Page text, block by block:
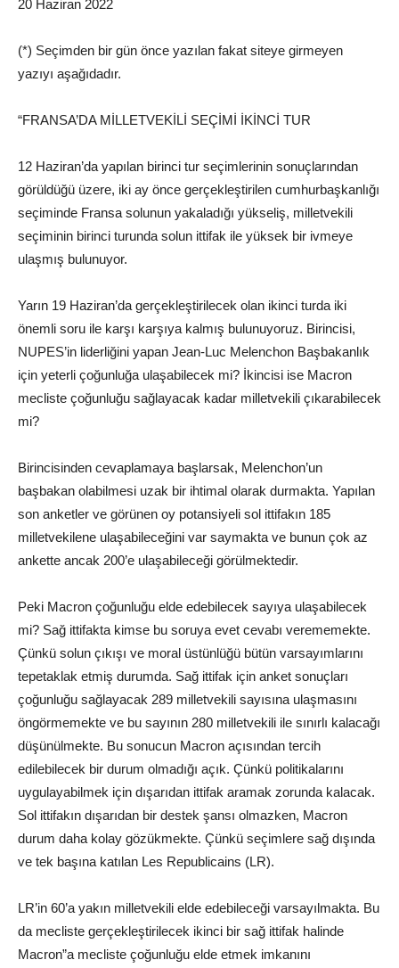
20 Haziran 2022
(*) Seçimden bir gün önce yazılan fakat siteye girmeyen
yazıyı aşağıdadır.
“FRANSA’DA MİLLETVEKİLİ SEÇİMİ İKİNCİ TUR
12 Haziran’da yapılan birinci tur seçimlerinin sonuçlarından
görüldüğü üzere, iki ay önce gerçekleştirilen cumhurbaşkanlığı
seçiminde Fransa solunun yakaladığı yükseliş, milletvekili
seçiminin birinci turunda solun ittifak ile yüksek bir ivmeye
ulaşmış bulunuyor.
Yarın 19 Haziran’da gerçekleştirilecek olan ikinci turda iki
önemli soru ile karşı karşıya kalmış bulunuyoruz. Birincisi,
NUPES’in liderliğini yapan Jean-Luc Melenchon Başbakanlık
için yeterli çoğunluğa ulaşabilecek mi? İkincisi ise Macron
mecliste çoğunluğu sağlayacak kadar milletvekili çıkarabilecek
mi?
Birincisinden cevaplamaya başlarsak, Melenchon’un
başbakan olabilmesi uzak bir ihtimal olarak durmakta. Yapılan
son anketler ve görünen oy potansiyeli sol ittifakın 185
milletvekilene ulaşabileceğini var saymakta ve bunun çok az
ankette ancak 200’e ulaşabileceği görülmektedir.
Peki Macron çoğunluğu elde edebilecek sayıya ulaşabilecek
mi? Sağ ittifakta kimse bu soruya evet cevabı verememekte.
Çünkü solun çıkışı ve moral üstünlüğü bütün varsayımlarını
tepetaklak etmiş durumda. Sağ ittifak için anket sonuçları
çoğunluğu sağlayacak 289 milletvekili sayısına ulaşmasını
öngörmemekte ve bu sayının 280 milletvekili ile sınırlı kalacağı
düşünülmekte. Bu sonucun Macron açısından tercih
edilebilecek bir durum olmadığı açık. Çünkü politikalarını
uygulayabilmek için dışarıdan ittifak aramak zorunda kalacak.
Sol ittifakın dışarıdan bir destek şansı olmazken, Macron
durum daha kolay gözükmekte. Çünkü seçimlere sağ dışında
ve tek başına katılan Les Republicains (LR).
LR’in 60’a yakın milletvekili elde edebileceği varsayılmakta. Bu
da mecliste gerçekleştirilecek ikinci bir sağ ittifak halinde
Macron”a mecliste çoğunluğu elde etmek imkanını